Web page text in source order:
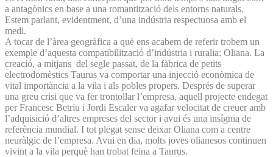
a antagònics en base a una romantització dels entorns naturals.
Estem parlant, evidentment, d’una indústria respectuosa amb el
medi.
A tocar de l’àrea geogràfica a què ens acabem de referir trobem un
exemple d’aquesta compatibilització d’indústria i ruralia: Oliana. La
creació, a mitjans del segle passat, de la fàbrica de petits
electrodomèstics Taurus va comportar una injecció econòmica de
vital importància a la vila i als pobles propers. Després de superar
una greu crisi que va fer trontollar l’empresa, aquell projecte endegat
per Francesc Betriu i Jordi Escaler va agafar velocitat de creuer amb
l’adquisició d’altres empreses del sector i avui és una insígnia de
referència mundial. I tot plegat sense deixar Oliana com a centre
neuràlgic de l’empresa. Avui en dia, molts joves olianesos continuen
vivint a la vila perquè han trobat feina a Taurus.